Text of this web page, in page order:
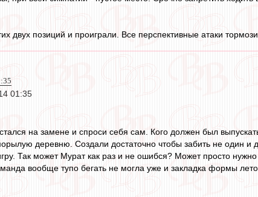
двух позиций и проиграли. Все перспективные атаки
01:35
на замене и спроси себя сам. Кого должен был
деревню. Создали достаточно чтобы забить не один
Так может Мурат как раз и не ошибся? Может просто нужно
вообще тупо бегать не могла уже и закладка формы